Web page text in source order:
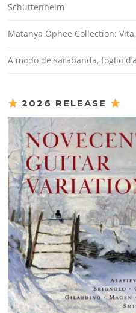
Schuttenhelm
Matanya Ophee Collection:
A modo de sarabanda, foglio
2026 RELEASE